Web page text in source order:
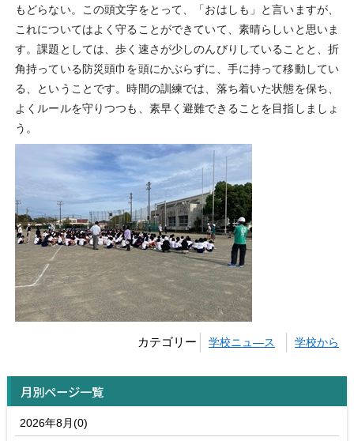
もどらない。この頭文字をとって、「おはしも」と言いますが、
これについてはよく守ることができていて、素晴らしいと思いま
す。課題としては、歩く速さが少しのんびりしていることと、折
角持っている防災頭巾を頭にかぶらずに、手に持って移動してい
る、ということです。時間の訓練では、落ち着いた状態を保ち、
よくルールを守りつつも、素早く避難できることを目指しましょ
う。
カテゴリー 学校ニュ―ス 学校から
月別ページ一覧
2026年8月(0)